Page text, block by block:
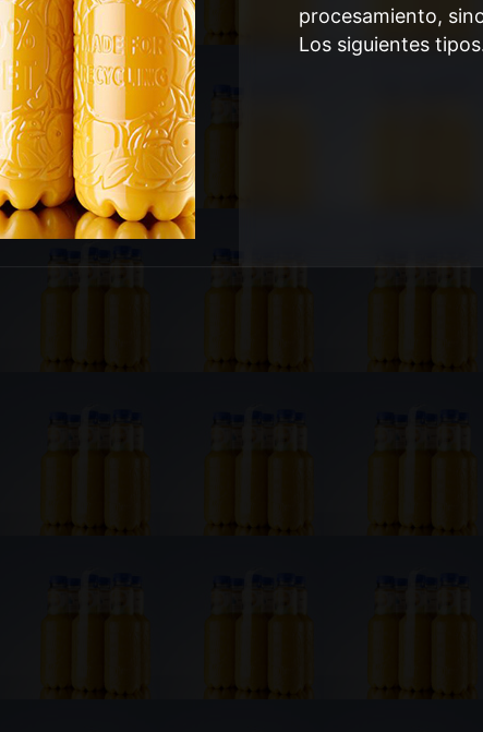
procesamiento,
Los siguientes